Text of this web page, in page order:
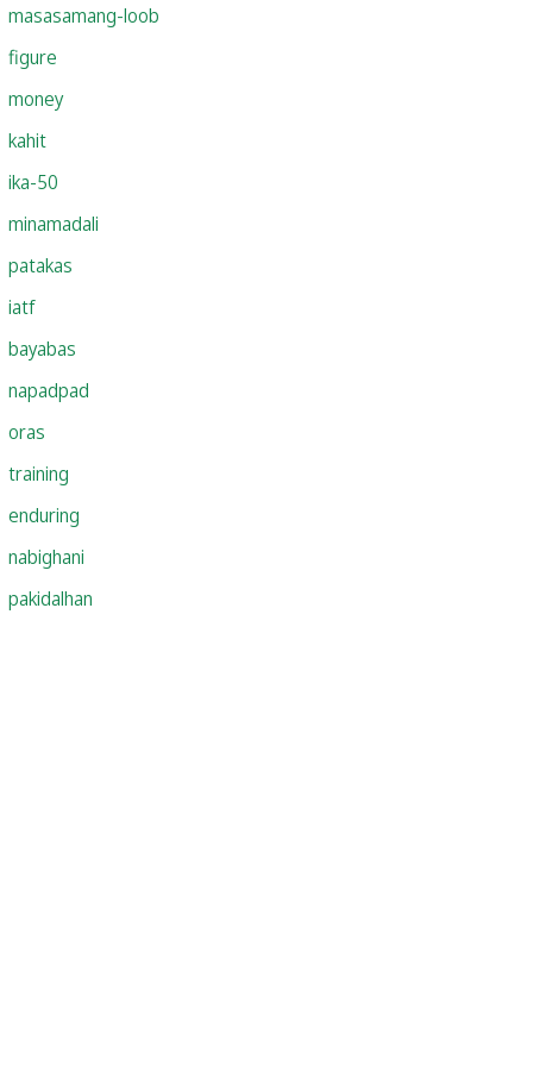
masasamang-loob
figure
money
kahit
ika-50
minamadali
patakas
iatf
bayabas
napadpad
oras
training
enduring
nabighani
pakidalhan